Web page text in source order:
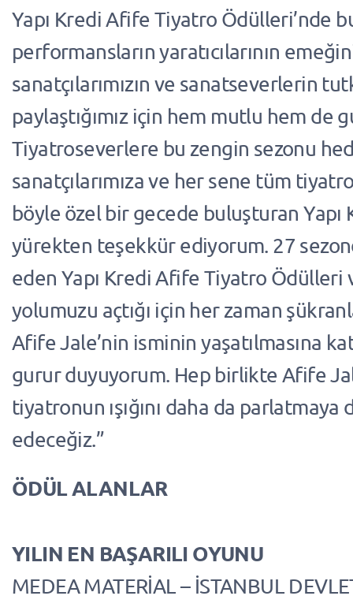
Yapı Kredi Afife Tiyatro Ödülleri’nde
performansların yaratıcılarının emeğini
sanatçılarımızın ve sanatseverlerin
paylaştığımız için hem mutlu hem de
Tiyatroseverlere bu zengin sezonu
sanatçılarımıza ve her sene tüm tiyatro
böyle özel bir gecede buluşturan Yapı
yürekten teşekkür ediyorum. 27
eden Yapı Kredi Afife Tiyatro Ödülleri
yolumuzu açtığı için her zaman
Afife Jale’nin isminin yaşatılmasına
gurur duyuyorum. Hep birlikte Afife
tiyatronun ışığını daha da parlatmaya
edeceğiz.”
ÖDÜL ALANLAR
YILIN EN BAŞARILI OYUNU
MEDEA MATERİAL – İSTANBUL